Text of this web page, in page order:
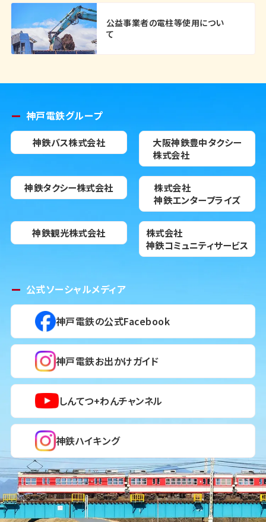
公益事業者の電柱等使用につい
て
神戸電鉄グループ
神鉄バス株式会社
大阪神鉄豊中タクシー
株式会社
神鉄タクシー株式会社
株式会社
神鉄エンタープライズ
神鉄観光株式会社
株式会社
神鉄コミュニティサービス
公式ソーシャルメディア
神戸電鉄の公式Facebook
神戸電鉄お出かけガイド
しんてつ+わんチャンネル
神鉄ハイキング